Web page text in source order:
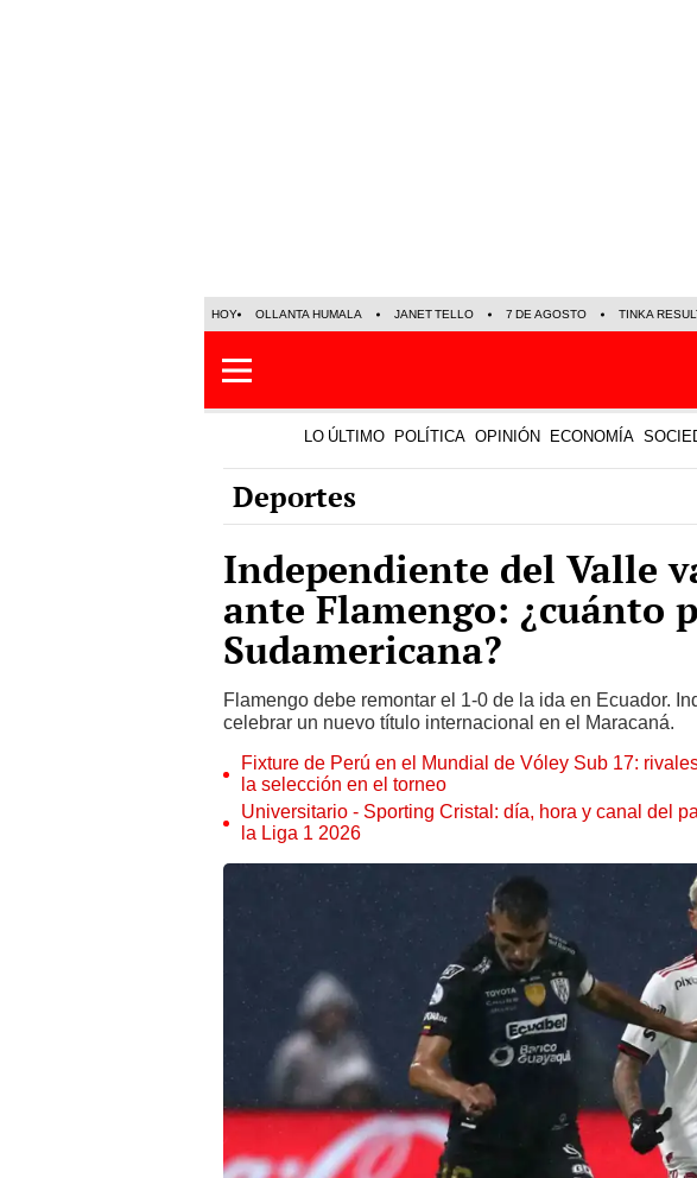
HOY OLLANTA HUMALA JANET TELLO 7 DE AGOSTO TINKA
LO ÚLTIMO POLÍTICA OPINIÓN ECONOMÍA
Deportes
Independiente del Valle
ante Flamengo: ¿cuánto
Sudamericana?
Flamengo debe remontar el 1-0 de la ida en Ecuador.
celebrar un nuevo título internacional en el Maracaná.
Fixture de Perú en el Mundial de Vóley Sub 17:
la selección en el torneo
Universitario - Sporting Cristal: día, hora y canal del
la Liga 1 2026